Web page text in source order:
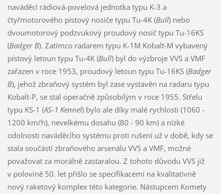
naváděcí rádiová-povelová jednotka typu K-3 a
čtyřmotorového pístový nosiče typu Tu-4K (Bull) nebo
dvoumotorový podzvukový proudový nosič typu Tu-16KS
(Badger B). Zatímco radarem typu K-1M Kobalt-M vybavený
pístový letoun typu Tu-4K (Bull) byl do výzbroje VVS a VMF
zařazen v roce 1953, proudový letoun typu Tu-16KS (Badger
B), jehož zbraňový systém byl zase vystavěn na radaru typu
Kobalt-P, se stal operačně způsobilým v roce 1955. Střelu
typu KS-1 (AS-1 Kennel) bylo ale díky malé rychlosti (1060 -
1200 km/h), nevelkému dosahu (80 - 90 km) a nízké
odolnosti naváděcího systému proti rušení už v době, kdy se
stala součástí zbraňového arsenálu VVS a VMF, možné
považovat za morálně zastaralou. Z tohoto důvodu VVS již
v polovině 50. let přišlo se specifikacemi na kvalitativně
nový raketový komplex této kategorie. Nástupcem Komety